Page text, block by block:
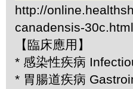
http://
canadensis-30c.html
【臨床應用】
* 感染性疾病
* 胃腸道疾病